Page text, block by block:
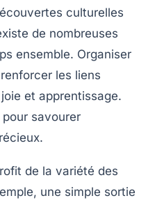
culturelles
de nombreuses
ensemble. Organiser
les liens
et apprentissage.
savourer
de la variété des
une simple sortie